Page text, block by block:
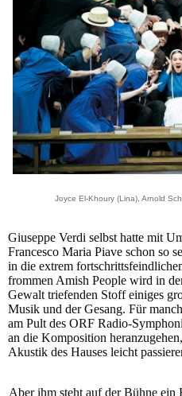
Joyce El-Khoury (Lina), Arnold
Giuseppe Verdi selbst hatte mit
Francesco Maria Piave schon so
in die extrem
frommen Amish People wird in
Gewalt triefenden Stoff einiges
Musik und der Gesang. Für
am Pult des ORF Radio-
an die Komposition
Akustik des Hauses leicht
Aber ihm steht auf der Bühne ein